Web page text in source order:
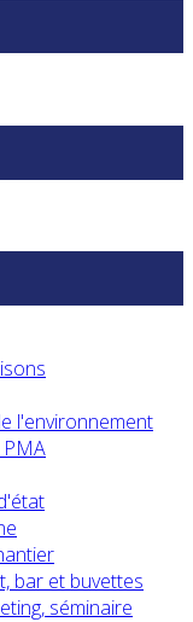
l'environnement
bar et buvettes
séminaire